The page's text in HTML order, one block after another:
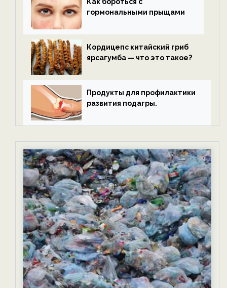
гормональными прыщами
Кордицепс китайский гриб
ярсагумба — что это такое?
Продукты для профилактики
развития подагры.